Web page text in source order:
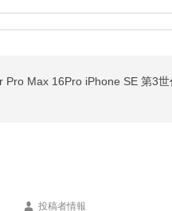
Max 16Pro iPhone SE 第3
投稿者情報